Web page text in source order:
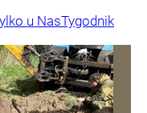
u NasTygodnik